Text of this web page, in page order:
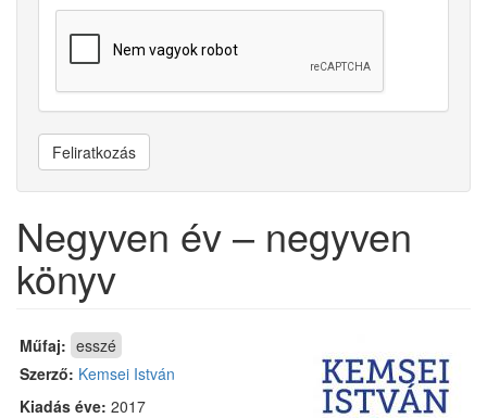
Feliratkozás
Negyven év – negyven
könyv
Műfaj: esszé
Szerző: Kemsei István
Kiadás éve: 2017